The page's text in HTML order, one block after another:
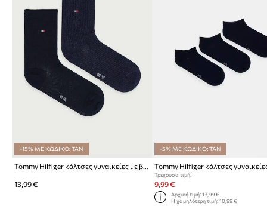
-15% ΜΕ ΚΩΔΙΚΟ: TAN
Tommy Hilfiger κάλτσες γυναικείες με βαμβάκι 2-pack
13,99 €
-5% ΜΕ ΚΩΔΙΚΟ: TAN
Τρέχουσα τιμή:
9,99 €
Αρχική τιμή: 13,99 €
Η χαμηλότερη τιμή: 10,99 €